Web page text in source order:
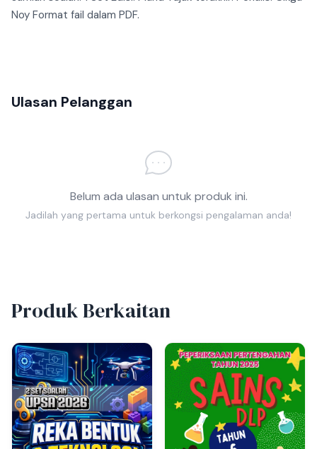
Noy Format fail dalam PDF.
Ulasan Pelanggan
Belum ada ulasan untuk produk ini.
Jadilah yang pertama untuk berkongsi pengalaman anda!
Produk Berkaitan